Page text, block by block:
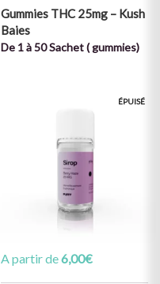
Gummies THC 25mg – Kush
Baies
De 1 à 50 Sachet ( gummies)
ÉPUISÉ
A partir de6,00€